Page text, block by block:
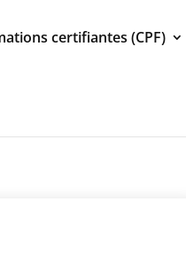
certifiantes (CPF)